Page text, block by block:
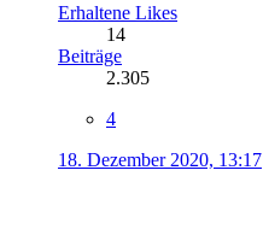
Erhaltene Likes
14
Beiträge
2.305
4
18. Dezember 2020, 13:17